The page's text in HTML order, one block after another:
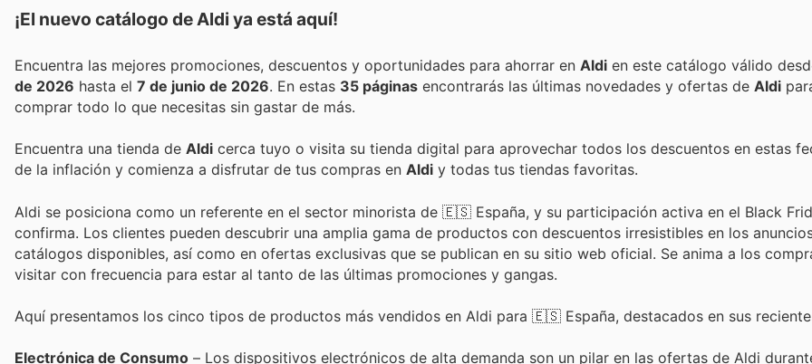
¡El nuevo catálogo deAldi ya está aquí!
Encuentra las mejores promociones, descuentos y oportunidades para ahorrar en Aldi en este catálogo válido
de 2026 hasta el 7 de junio de 2026 . En estas 35 páginas encontrarás las últimas novedades y ofertas de Aldi
comprar todo lo que necesitas sin gastar de más.
Encuentra una tienda de Aldi cerca tuyo o visita su tienda digital para aprovechar todos los descuentos en estas
de la inflación y comienza a disfrutar de tus compras en Aldi y todas tus tiendas favoritas.
Aldi se posiciona como un referente en el sector minorista de 🇪🇸 España, y su participación activa en el Black
confirma. Los clientes pueden descubrir una amplia gama de productos con descuentos irresistibles en los
catálogos disponibles, así como en ofertas exclusivas que se publican en su sitio web oficial. Se anima a los
visitar con frecuencia para estar al tanto de las últimas promociones y gangas.
Aquí presentamos los cinco tipos de productos más vendidos en Aldi para 🇪🇸 España, destacados en sus
Electrónica de Consumo – Los dispositivos electrónicos de alta demanda son un pilar en las ofertas de Aldi